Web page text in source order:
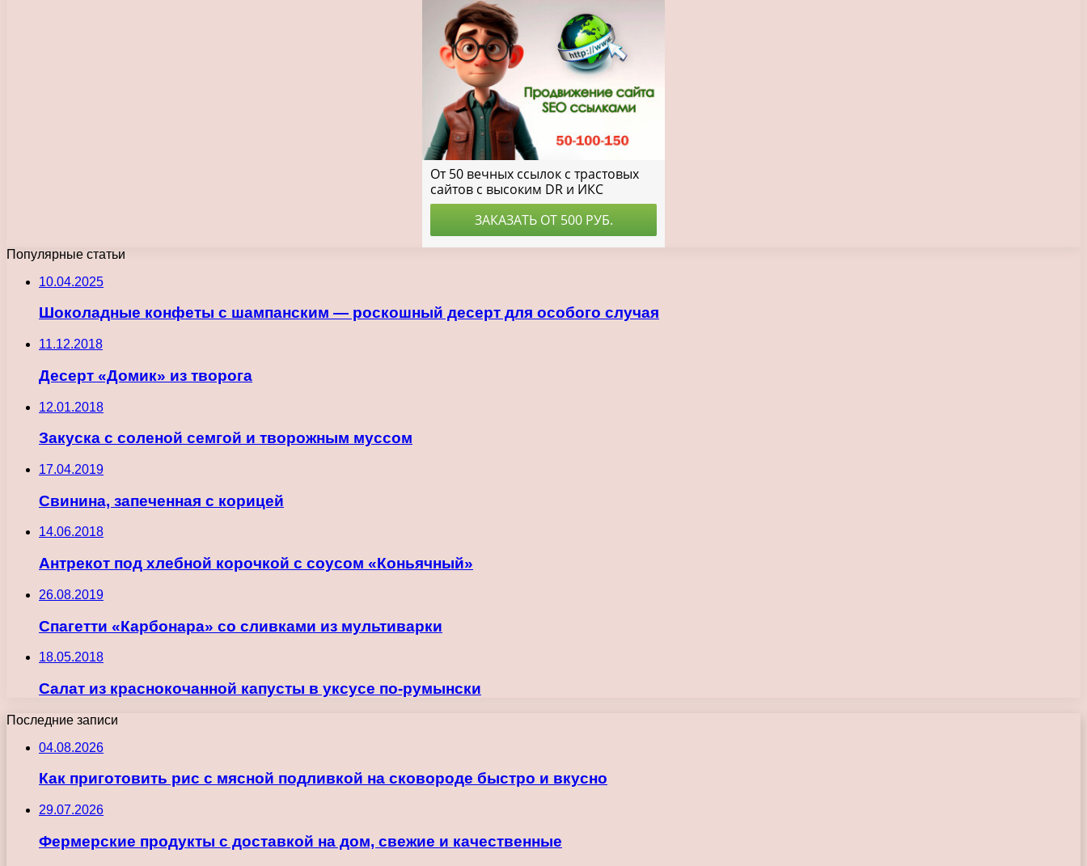
Популярные статьи
10.04.2025
Шоколадные конфеты с шампанским — роскошный десерт для особого случая
11.12.2018
Десерт «Домик» из творога
12.01.2018
Закуска с соленой семгой и творожным муссом
17.04.2019
Свинина, запеченная с корицей
14.06.2018
Антрекот под хлебной корочкой с соусом «Коньячный»
26.08.2019
Спагетти «Карбонара» со сливками из мультиварки
18.05.2018
Салат из краснокочанной капусты в уксусе по-румынски
Последние записи
04.08.2026
Как приготовить рис с мясной подливкой на сковороде быстро и вкусно
29.07.2026
Фермерские продукты с доставкой на дом, свежие и качественные